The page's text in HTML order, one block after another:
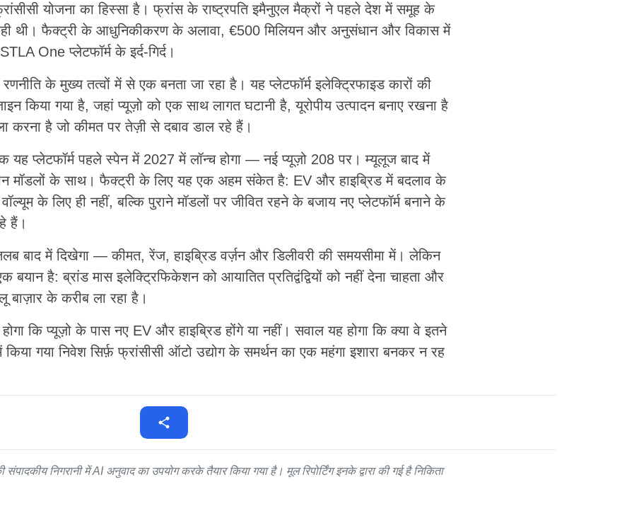
योजना का हिस्सा है। फ्रांस के राष्ट्रपति इमैनुएल मैक्रों ने पहले देश में समूह के
थी। फैक्ट्री के आधुनिकीकरण के अलावा, €500 मिलियन और अनुसंधान और विकास में
One प्लेटफॉर्म के इर्द-गिर्द।
के मुख्य तत्वों में से एक बनता जा रहा है। यह प्लेटफॉर्म इलेक्ट्रिफाइड कारों की
किया गया है, जहां प्यूज़ो को एक साथ लागत घटानी है, यूरोपीय उत्पादन बनाए रखना है
करना है जो कीमत पर तेज़ी से दबाव डाल रहे हैं।
यह प्लेटफॉर्म पहले स्पेन में 2027 में लॉन्च होगा — नई प्यूज़ो 208 पर। म्यूलूज बाद में
मॉडलों के साथ। फैक्ट्री के लिए यह एक अहम संकेत है: EV और हाइब्रिड में बदलाव के
के लिए ही नहीं, बल्कि पुराने मॉडलों पर जीवित रहने के बजाय नए प्लेटफॉर्म बनाने के
हैं।
बाद में दिखेगा — कीमत, रेंज, हाइब्रिड वर्ज़न और डिलीवरी की समयसीमा में। लेकिन
है: ब्रांड मास इलेक्ट्रिफिकेशन को आयातित प्रतिद्वंद्वियों को नहीं देना चाहता और
के करीब ला रहा है।
कि प्यूज़ो के पास नए EV और हाइब्रिड होंगे या नहीं। सवाल यह होगा कि क्या वे इतने
गया निवेश सिर्फ़ फ्रांसीसी ऑटो उद्योग के समर्थन का एक महंगा इशारा बनकर न रह
निगरानी में AI अनुवाद का उपयोग करके तैयार किया गया है। मूल रिपोर्टिंग इनके द्वारा की गई है निकिता